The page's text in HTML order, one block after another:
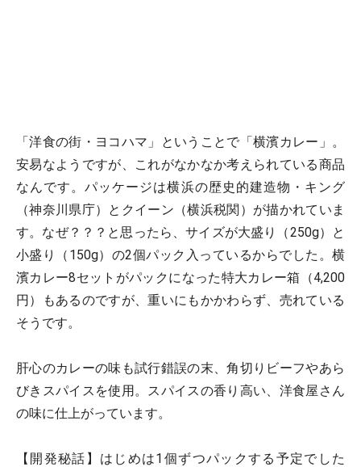
「洋食の街・ヨコハマ」ということで「横濱カレー」。
安易なようですが、これがなかなか考えられている商品
なんです。パッケージは横浜の歴史的建造物・キング
（神奈川県庁）とクイーン（横浜税関）が描かれていま
す。なぜ？？？と思ったら、サイズが大盛り（250g）と
小盛り（150g）の2個パック入っているからでした。横
濱カレー8セットがパックになった特大カレー箱（4,200
円）もあるのですが、重いにもかかわらず、売れている
そうです。
肝心のカレーの味も試行錯誤の末、角切りビーフやあら
びきスパイスを使用。スパイスの香り高い、洋食屋さん
の味に仕上がっています。
【開発秘話】はじめは1個ずつパックする予定でした